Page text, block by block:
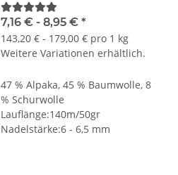
7,16 € - 8,95 € *
143,20 € - 179,00 € pro 1 kg
Weitere Variationen erhältlich.
47 % Alpaka, 45 % Baumwolle, 8
% Schurwolle
Lauflänge:140m/50gr
Nadelstärke:6 - 6,5 mm